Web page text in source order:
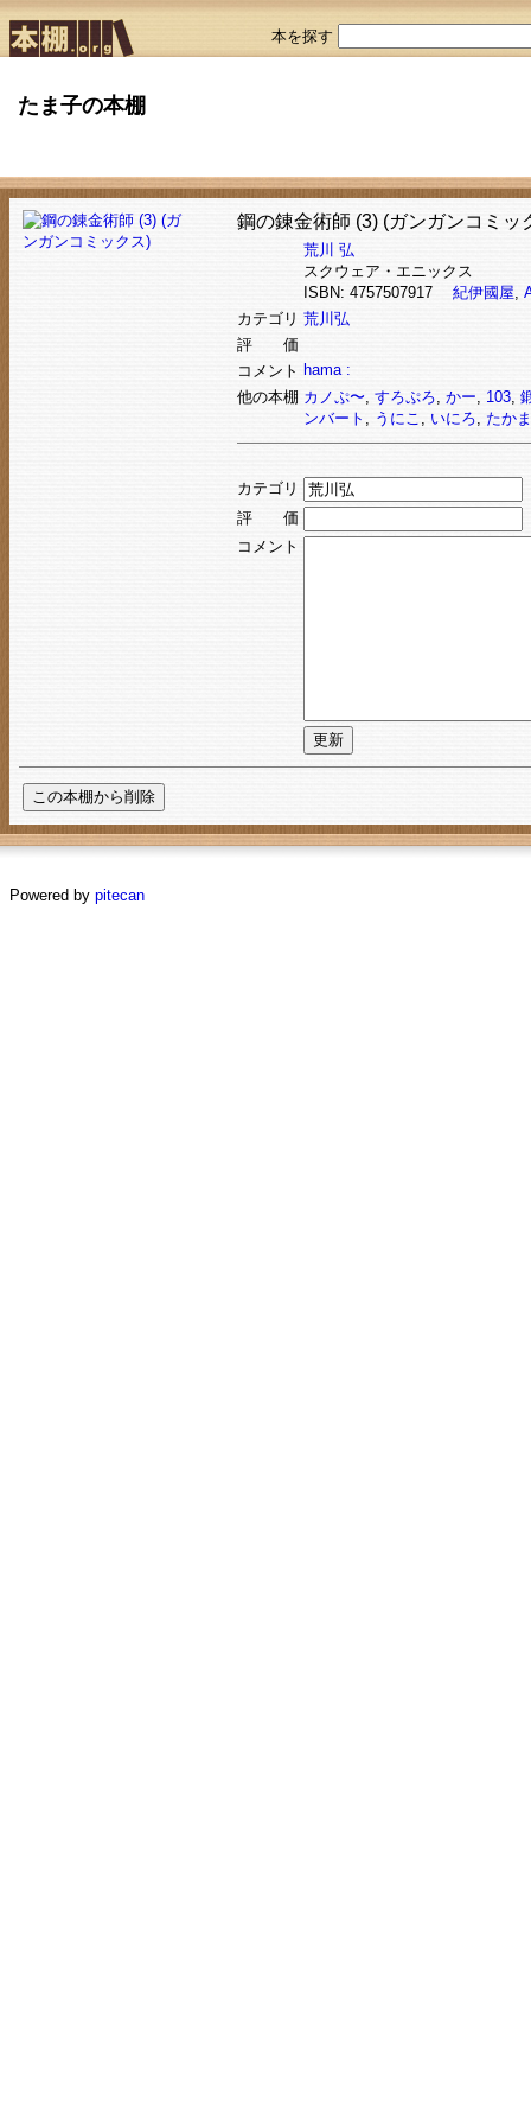
本を探す
たま子の本棚
鋼の錬金術師 (3) (ガンガンコミッ
荒川 弘
スクウェア・エニックス
ISBN: 4757507917 紀伊國屋,
カテゴリ 荒川弘
評 価
コメント hama :
他の本棚 カノぷ〜, すろぷろ, かー, 103,
ンバート , うにこ , いにろ, たか
カテゴリ
評 価
コメント
Powered by pitecan